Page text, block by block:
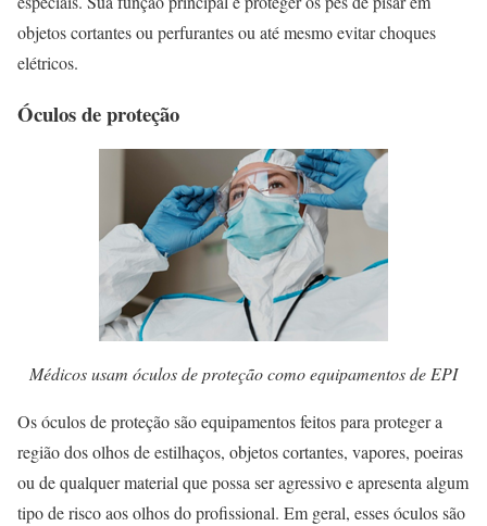
objetos cortantes ou perfurantes ou até mesmo evitar choques
elétricos.
Óculos de proteção
Médicos usam óculos de proteção como equipamentos de EPI
Os óculos de proteção são equipamentos feitos para proteger a
região dos olhos de estilhaços, objetos cortantes, vapores, poeiras
ou de qualquer material que possa ser agressivo e apresenta algum
tipo de risco aos olhos do profissional. Em geral, esses óculos são